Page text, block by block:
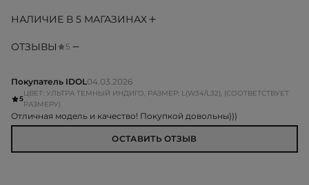
НАЛИЧИЕ В 5 МАГАЗИНАХ
ОТЗЫВЫ 5
Покупатель IDOL04.03.2026
5
ЦВЕТ: УЛЬТРА ТЕМНЫЙ ИНДИГО, РАЗМЕР: L(W34/L32), (СООТВЕТСТВУЕТ
РАЗМЕРУ)
Отличная модель и качество! Покупкой довольны)))
ОСТАВИТЬ ОТЗЫВ